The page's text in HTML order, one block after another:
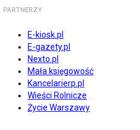
PARTNERZY
E-kiosk.pl
E-gazety.pl
Nexto.pl
Mała księgowość
Kancelarierp.pl
Wieści Rolnicze
Życie Warszawy